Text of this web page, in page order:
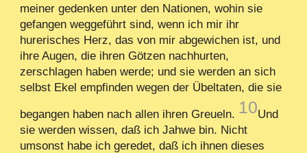
meiner gedenken unter den Nationen, wohin sie
gefangen weggeführt sind, wenn ich mir ihr
hurerisches Herz, das von mir abgewichen ist, und
ihre Augen, die ihren Götzen nachhurten,
zerschlagen haben werde; und sie werden an sich
selbst Ekel empfinden wegen der Übeltaten, die sie
begangen haben nach allen ihren Greueln. 10Und
sie werden wissen, daß ich Jahwe bin. Nicht
umsonst habe ich geredet, daß ich ihnen dieses